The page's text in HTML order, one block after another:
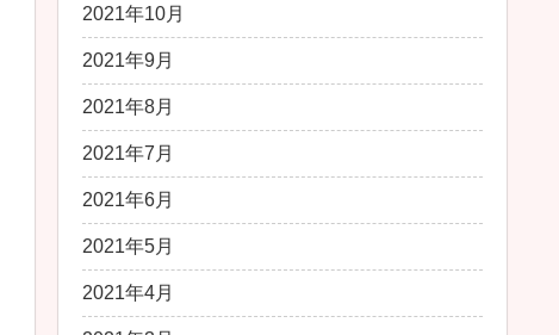
2021年10月
2021年9月
2021年8月
2021年7月
2021年6月
2021年5月
2021年4月